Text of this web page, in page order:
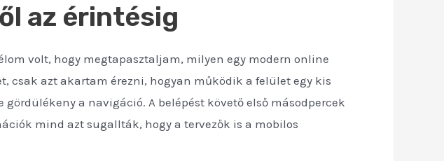
az érintésig
volt, hogy megtapasztaljam, milyen egy modern online
csak azt akartam érezni, hogyan működik a felület egy kis
a navigáció. A belépést követő első másodpercek
mind azt sugallták, hogy a tervezők is a mobilos